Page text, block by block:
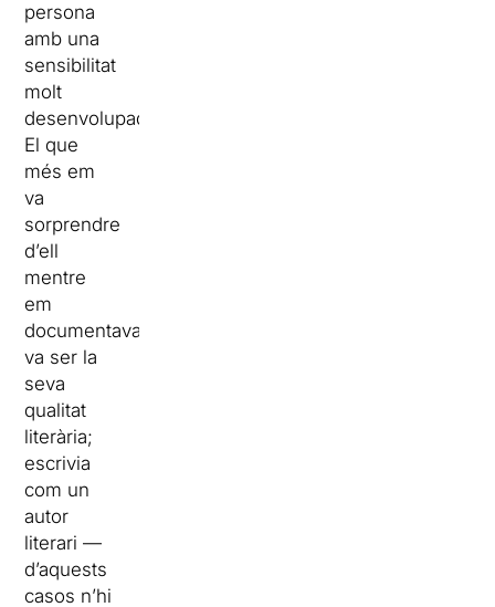
persona
amb una
sensibilitat
molt
desenvolupada.
El que
més em
va
sorprendre
d’ell
mentre
em
documentava
va ser la
seva
qualitat
literària;
escrivia
com un
autor
literari —
d’aquests
casos n’hi